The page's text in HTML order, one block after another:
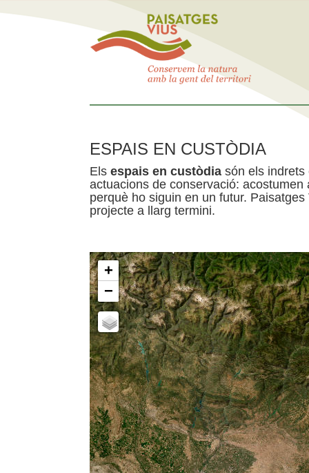
ESPAIS EN CUSTÒDIA
Els espais en custòdia són els indrets
actuacions de conservació:
perquè ho siguin en un futur.
projecte a llarg termini.
+
−